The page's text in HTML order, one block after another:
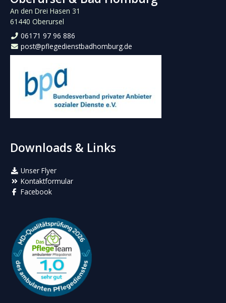
An den Drei Hasen 31
61440 Oberursel
06171 97 96 886
post@pflegedienstbadhomburg.de
Downloads & Links
Unser Flyer
Kontaktformular
Facebook